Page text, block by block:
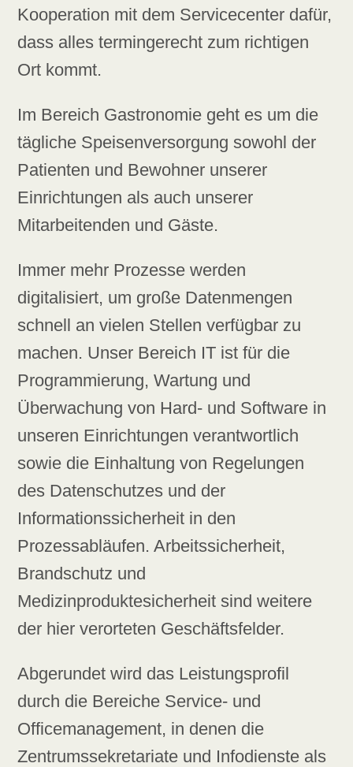
Kooperation mit dem Servicecenter dafür,
dass alles termingerecht zum richtigen
Ort kommt.
Im Bereich Gastronomie geht es um die
tägliche Speisenversorgung sowohl der
Patienten und Bewohner unserer
Einrichtungen als auch unserer
Mitarbeitenden und Gäste.
Immer mehr Prozesse werden
digitalisiert, um große Datenmengen
schnell an vielen Stellen verfügbar zu
machen. Unser Bereich IT ist für die
Programmierung, Wartung und
Überwachung von Hard- und Software in
unseren Einrichtungen verantwortlich
sowie die Einhaltung von Regelungen
des Datenschutzes und der
Informationssicherheit in den
Prozessabläufen. Arbeitssicherheit,
Brandschutz und
Medizinproduktesicherheit sind weitere
der hier verorteten Geschäftsfelder.
Abgerundet wird das Leistungsprofil
durch die Bereiche Service- und
Officemanagement, in denen die
Zentrumssekretariate und Infodienste als